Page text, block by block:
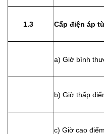
1.3 Cấp điện áp
a) Giờ bình
b) Giờ thấp
c) Giờ cao điểm